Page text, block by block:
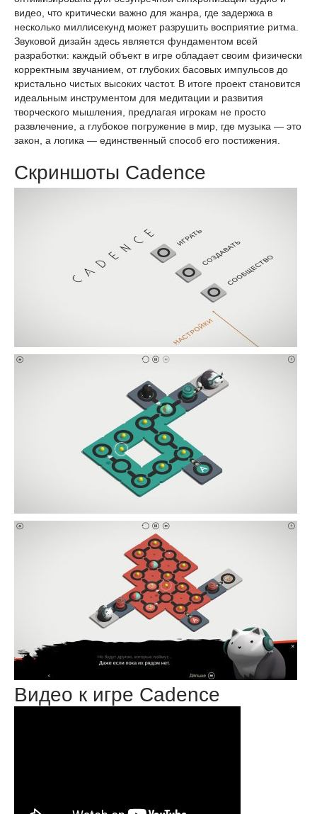
видео, что критически важно для жанра, где задержка в
несколько миллисекунд может разрушить восприятие ритма.
Звуковой дизайн здесь является фундаментом всей
разработки: каждый объект в игре обладает своим физически
корректным звучанием, от глубоких басовых импульсов до
кристально чистых высоких частот. В итоге проект становится
идеальным инструментом для медитации и развития
творческого мышления, предлагая игрокам не просто
развлечение, а глубокое погружение в мир, где музыка — это
закон, а логика — единственный способ его постижения.
Скриншоты Cadence
Видео к игре Cadence